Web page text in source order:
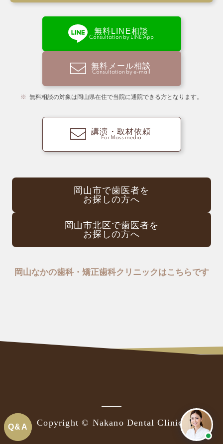
Q&A
Q&A
無料LINE相談
Consultation by LINE App
無料メール相談
Consultation by e-mail
無料相談の対象は岡山県在住で当院に通院できる方となります。
講演・取材依頼
For Mass media
岡山市で歯医者を
お探しの方へ
岡山市北区で歯医者を
お探しの方へ
岡山なかの歯科・矯正歯科クリニックはこちらです
Copyright © Nakano Dental Clinic.